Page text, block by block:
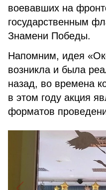
воевавших на
государственным
Знамени Победы.
Напомним, идея
возникла и была
назад, во времена
в этом году акция
форматов